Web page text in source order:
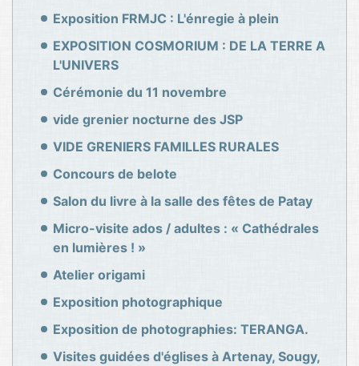
Exposition FRMJC : L'énregie à plein
EXPOSITION COSMORIUM : DE LA TERRE A
L'UNIVERS
Cérémonie du 11 novembre
vide grenier nocturne des JSP
VIDE GRENIERS FAMILLES RURALES
Concours de belote
Salon du livre à la salle des fêtes de Patay
Micro-visite ados / adultes : « Cathédrales
en lumières ! »
Atelier origami
Exposition photographique
Exposition de photographies: TERANGA.
Visites guidées d'églises à Artenay, Sougy,